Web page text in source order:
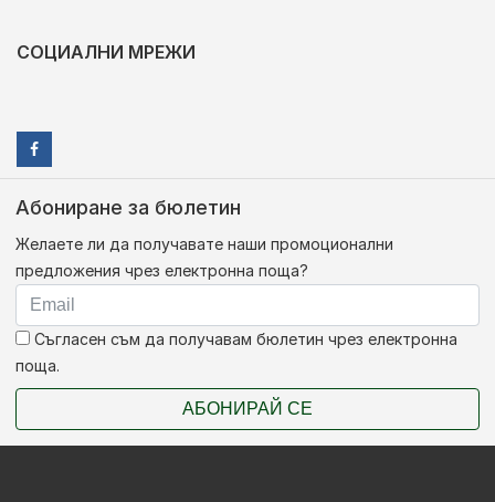
СОЦИАЛНИ МРЕЖИ
Абониране за бюлетин
Желаете ли да получавате наши промоционални
предложения чрез електронна поща?
Съгласен съм да получавам бюлетин чрез електронна
поща.
АБОНИРАЙ СЕ